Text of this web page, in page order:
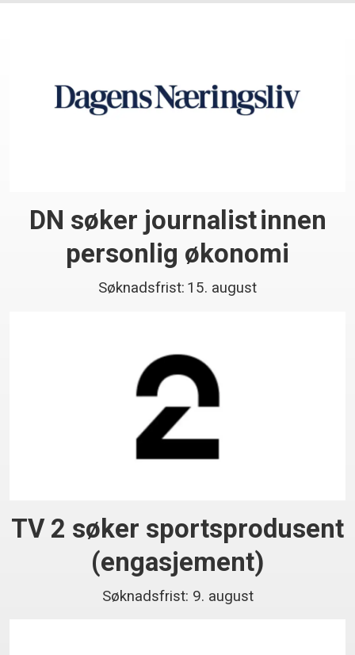
DN søker journalist innen
personlig økonomi
Søknadsfrist: 15. august
TV 2 søker sportsprodusent
(engasjement)
Søknadsfrist: 9. august